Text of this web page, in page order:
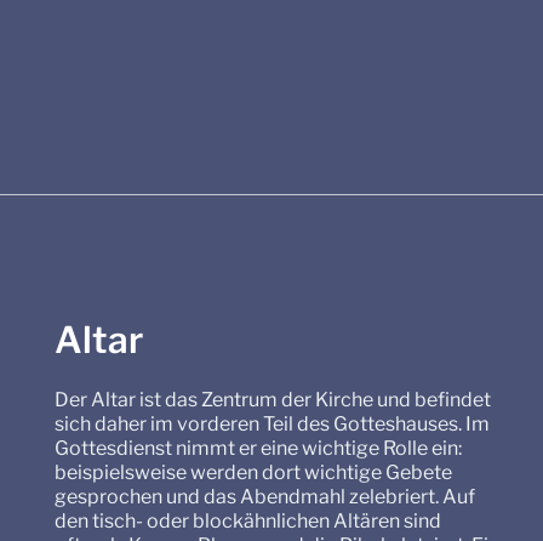
Altar
Der Altar ist das Zentrum der Kirche und befindet
sich daher im vorderen Teil des Gotteshauses. Im
Gottesdienst nimmt er eine wichtige Rolle ein:
beispielsweise werden dort wichtige Gebete
gesprochen und das Abendmahl zelebriert. Auf
den tisch- oder blockähnlichen Altären sind